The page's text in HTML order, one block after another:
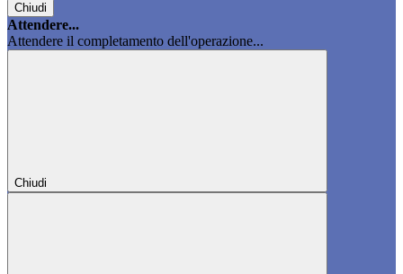
Chiudi
Attendere...
Attendere il completamento dell'operazione...
Chiudi